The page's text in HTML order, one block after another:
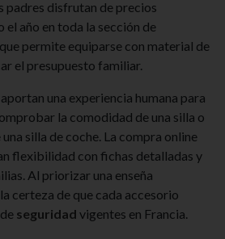
padres disfrutan de precios
año en toda la sección de
permite equiparse con material de
el presupuesto familiar.
una experiencia humana para
la comodidad de una silla o
silla de coche. La compra online
flexibilidad con fichas detalladas y
Al priorizar una enseña
certeza de que cada accesorio
seguridad vigentes en Francia.